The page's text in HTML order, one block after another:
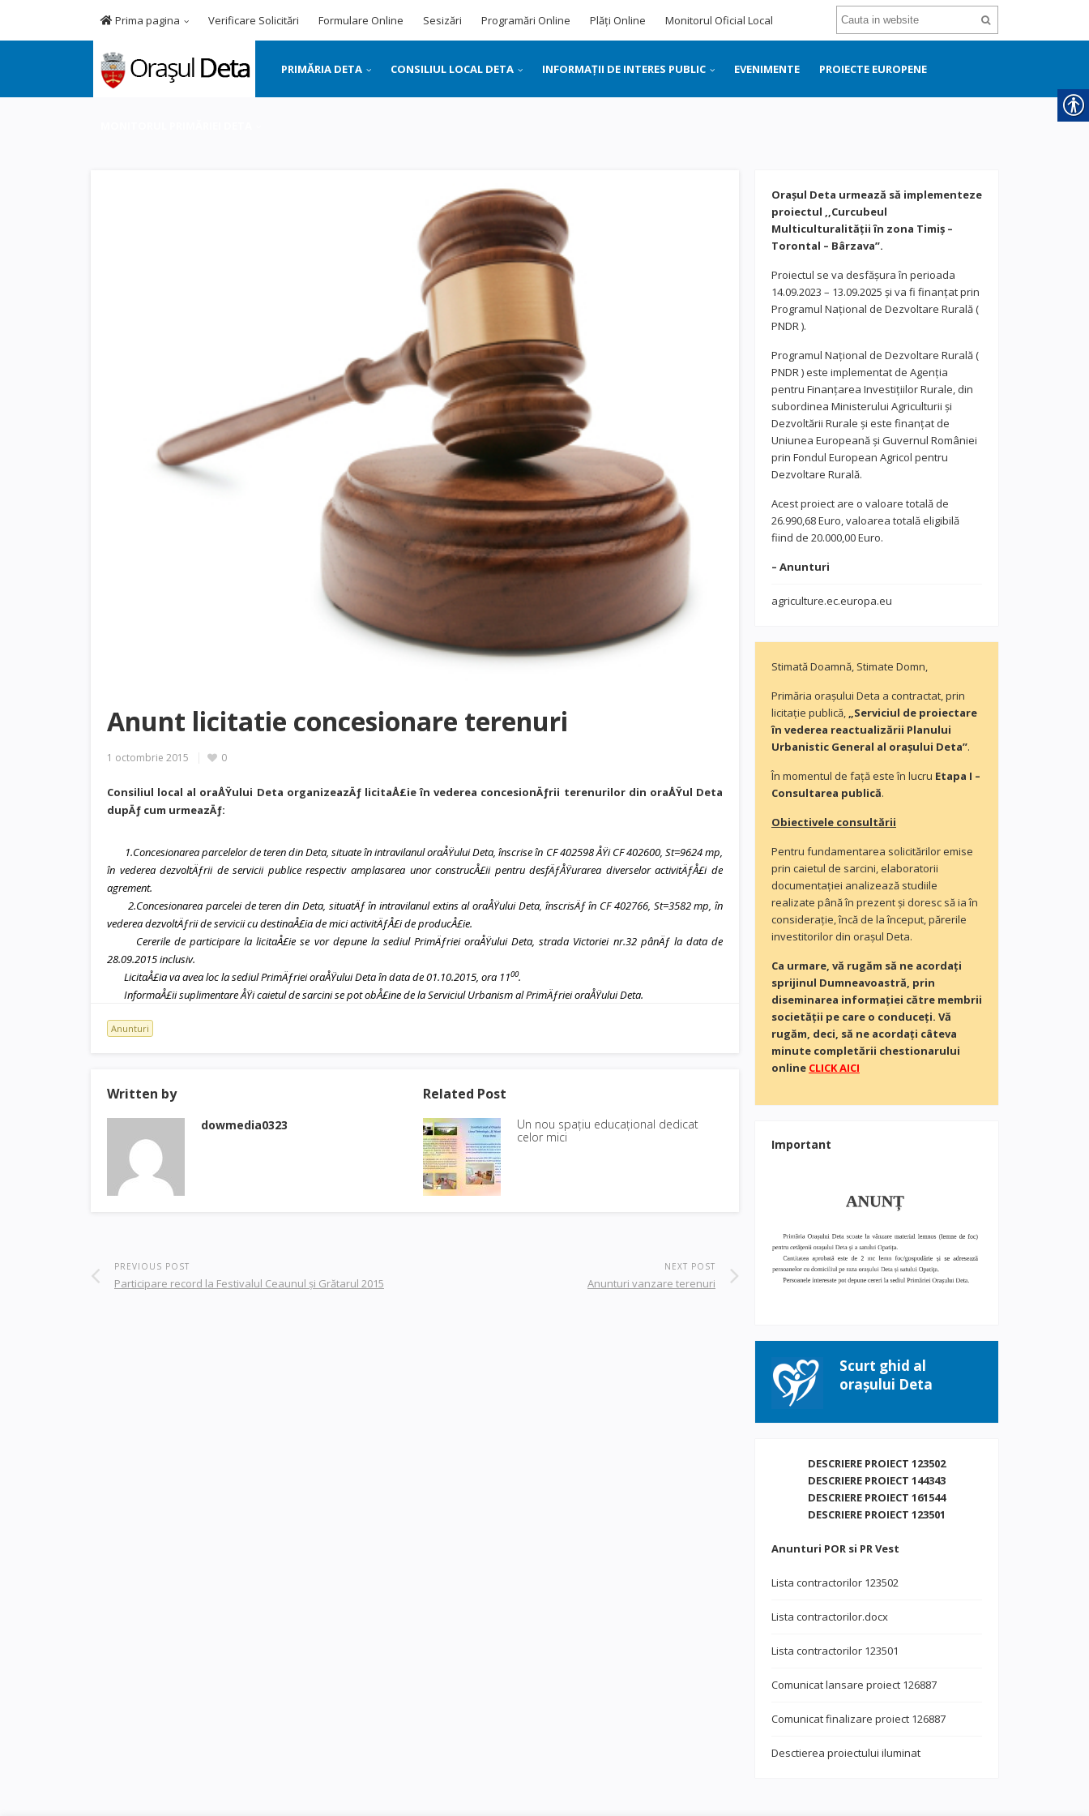
Prima pagina Verificare Solicitări Formulare Online Sesizări Programări Online Plăți Online Monitorul Oficial Local
PRIMĂRIA DETA CONSILIUL LOCAL DETA INFORMAȚII DE INTERES PUBLIC EVENIMENTE PROIECTE EUROPENE
Anunt licitatie concesionare terenuri
1 octombrie 2015 0
Consiliul local al oraÅŸului Deta organizeazÄƒ licitaÅ£ie în vederea concesionÄƒrii terenurilor din oraÅŸul Deta
dupÄƒ cum urmeazÄƒ:
1.Concesionarea parcelelor de teren din Deta, situate în intravilanul oraÅŸului Deta, înscrise în CF 402598 ÅŸi CF 402600, St=9624 mp,
în vederea dezvoltÄƒrii de servicii publice respectiv amplasarea unor construcÅ£ii pentru desfÄƒÅŸurarea diverselor activitÄƒÅ£i de
agrement.
2.Concesionarea parcelei de teren din Deta, situatÄƒ în intravilanul extins al oraÅŸului Deta, înscrisÄƒ în CF 402766, St=3582 mp, în
vederea dezvoltÄƒrii de servicii cu destinaÅ£ia de mici activitÄƒÅ£i de producÅ£ie.
Cererile de participare la licitaÅ£ie se vor depune la sediul PrimÄƒriei oraÅŸului Deta, strada Victoriei nr.32 pânÄƒ la data de
28.09.2015 inclusiv.
LicitaÅ£ia va avea loc la sediul PrimÄƒriei oraÅŸului Deta în data de 01.10.2015, ora 1100.
InformaÅ£ii suplimentare ÅŸi caietul de sarcini se pot obÅ£ine de la Serviciul Urbanism al PrimÄƒriei oraÅŸului Deta.
Anunturi
Written by
dowmedia0323
Related Post
Un nou spațiu educațional dedicat
celor mici
PREVIOUS POST
Participare record la Festivalul Ceaunul și Grătarul 2015
NEXT POST
Anunturi vanzare terenuri
Orașul Deta urmează să implementeze
proiectul ,,Curcubeul
Multiculturalității în zona Timiș –
Torontal – Bârzava”.
Proiectul se va desfășura în perioada
14.09.2023 – 13.09.2025 și va fi finanțat prin
Programul Național de Dezvoltare Rurală (
PNDR ).
Programul Național de Dezvoltare Rurală (
PNDR ) este implementat de Agenția
pentru Finanțarea Investițiilor Rurale, din
subordinea Ministerului Agriculturii și
Dezvoltării Rurale și este finanțat de
Uniunea Europeană și Guvernul României
prin Fondul European Agricol pentru
Dezvoltare Rurală.
Acest proiect are o valoare totală de
26.990,68 Euro, valoarea totală eligibilă
fiind de 20.000,00 Euro.
– Anunturi
agriculture.ec.europa.eu
Stimată Doamnă, Stimate Domn,
Primăria orașului Deta a contractat, prin
licitație publică, „Serviciul de proiectare
în vederea reactualizării Planului
Urbanistic General al orașului Deta”.
În momentul de faţă este în lucru Etapa I –
Consultarea publică.
Obiectivele consultării
Pentru fundamentarea solicitărilor emise
prin caietul de sarcini, elaboratorii
documentaţiei analizează studiile
realizate până în prezent și doresc să ia în
consideraţie, încă de la început, părerile
investitorilor din orașul Deta.
Ca urmare, vă rugăm să ne acordaţi
sprijinul Dumneavoastră, prin
diseminarea informației către membrii
societății pe care o conduceți. Vă
rugăm, deci, să ne acordați câteva
minute completării chestionarului
online CLICK AICI
Important
Scurt ghid al
orașului Deta
DESCRIERE PROIECT 123502
DESCRIERE PROIECT 144343
DESCRIERE PROIECT 161544
DESCRIERE PROIECT 123501
Anunturi POR si PR Vest
Lista contractorilor 123502
Lista contractorilor.docx
Lista contractorilor 123501
Comunicat lansare proiect 126887
Comunicat finalizare proiect 126887
Desctierea proiectului iluminat